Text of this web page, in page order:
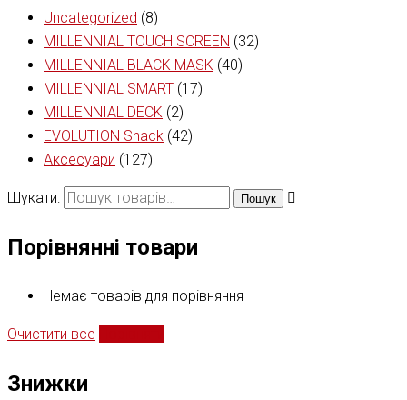
Uncategorized (8)
MILLENNIAL TOUCH SCREEN (32)
MILLENNIAL BLACK MASK (40)
MILLENNIAL SMART (17)
MILLENNIAL DECK (2)
EVOLUTION Snack (42)
Аксесуари (127)
Шукати: Пошук
Порівнянні товари
Немає товарів для порівняння
Очистити все
Знижки